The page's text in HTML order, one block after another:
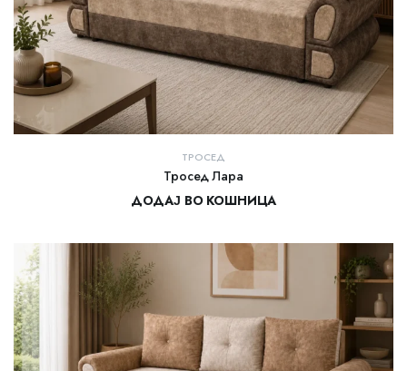
ТРОСЕД
Тросед Лара
ДОДАЈ ВО КОШНИЦА